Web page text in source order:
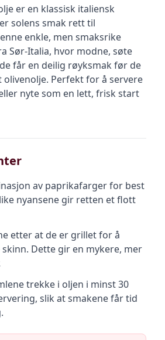
er en klassisk italiensk
solens smak rett til
enkle, men smaksrike
Sør-Italia, hvor modne, søte
får en deilig røyksmak før de
olivenolje. Perfekt for å servere
nyte som en lett, frisk start
av paprikafarger for best
nyansene gir retten et flott
etter at de er grillet for å
Dette gir en mykere, mer
trekke i oljen i minst 30
slik at smakene får tid